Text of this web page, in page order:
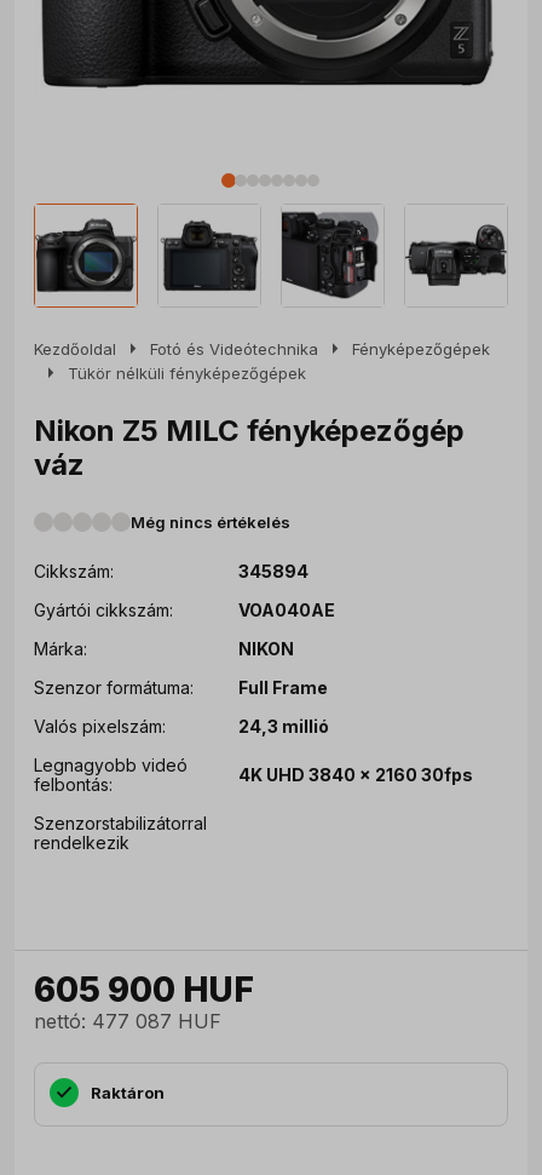
Kezdőoldal arrow_right Fotó és Videótechnika arrow_right Fényképezőgépek
arrow_right Tükör nélküli fényképezőgépek
Nikon Z5 MILC fényképezőgép
váz
Még nincs értékelés
Cikkszám:
345894
Gyártói cikkszám:
VOA040AE
Márka:
NIKON
Szenzor formátuma:
Full Frame
Valós pixelszám:
24,3 millió
Legnagyobb videó
felbontás:
4K UHD 3840 x 2160 30fps
Szenzorstabilizátorral
rendelkezik
605 900 HUF
nettó: 477 087 HUF
Raktáron